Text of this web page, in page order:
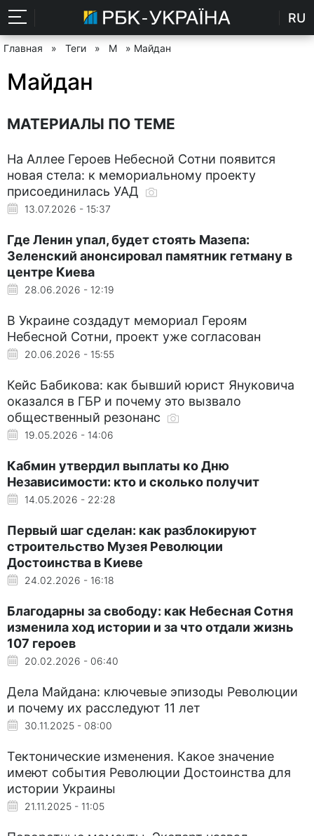
RU
Главная » Теги » М » Майдан
Майдан
МАТЕРИАЛЫ ПО ТЕМЕ
На Аллее Героев Небесной Сотни появится
новая стела: к мемориальному проекту
присоединилась УАД
13.07.2026 - 15:37
Где Ленин упал, будет стоять Мазепа:
Зеленский анонсировал памятник гетману в
центре Киева
28.06.2026 - 12:19
В Украине создадут мемориал Героям
Небесной Сотни, проект уже согласован
20.06.2026 - 15:55
Кейс Бабикова: как бывший юрист Януковича
оказался в ГБР и почему это вызвало
общественный резонанс
19.05.2026 - 14:06
Кабмин утвердил выплаты ко Дню
Независимости: кто и сколько получит
14.05.2026 - 22:28
Первый шаг сделан: как разблокируют
строительство Музея Революции
Достоинства в Киеве
24.02.2026 - 16:18
Благодарны за свободу: как Небесная Сотня
изменила ход истории и за что отдали жизнь
107 героев
20.02.2026 - 06:40
Дела Майдана: ключевые эпизоды Революции
и почему их расследуют 11 лет
30.11.2025 - 08:00
Тектонические изменения. Какое значение
имеют события Революции Достоинства для
истории Украины
21.11.2025 - 11:05